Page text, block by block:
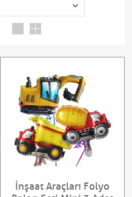
İnşaat Araçları Folyo